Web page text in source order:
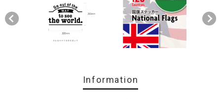
Information